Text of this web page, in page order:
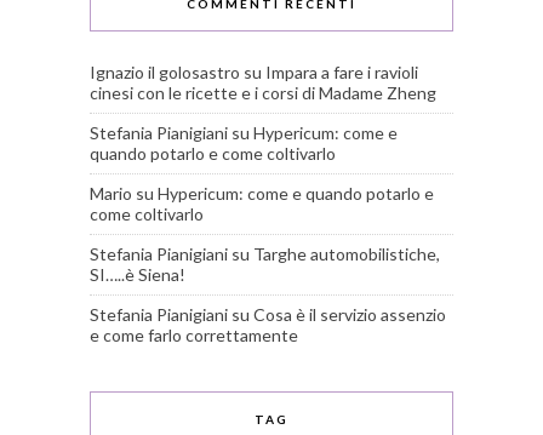
COMMENTI RECENTI
Ignazio il golosastro su Impara a fare i ravioli
cinesi con le ricette e i corsi di Madame Zheng
Stefania Pianigiani su Hypericum: come e
quando potarlo e come coltivarlo
Mario su Hypericum: come e quando potarlo e
come coltivarlo
Stefania Pianigiani su Targhe automobilistiche,
SI…..è Siena!
Stefania Pianigiani su Cosa è il servizio assenzio
e come farlo correttamente
TAG